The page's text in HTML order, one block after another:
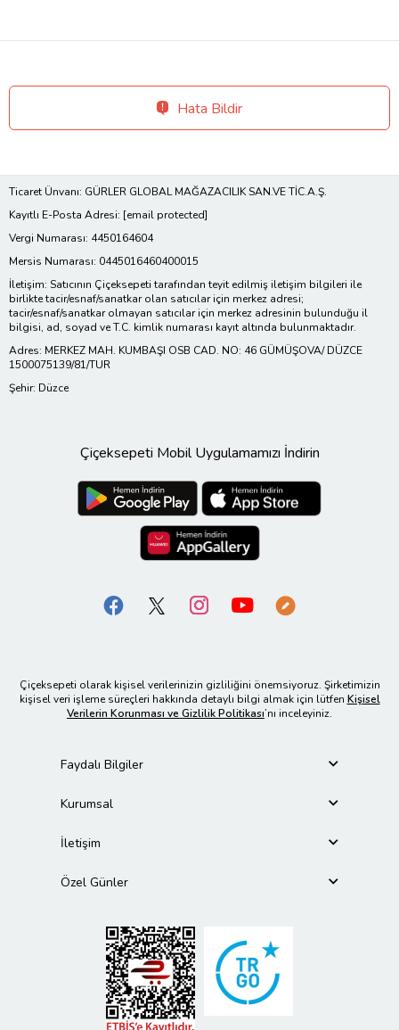
Hata Bildir
Ticaret Ünvanı: GÜRLER GLOBAL MAĞAZACILIK SAN.VE TİC.A.Ş.
Kayıtlı E-Posta Adresi: [email protected]
Vergi Numarası: 4450164604
Mersis Numarası: 0445016460400015
İletişim: Satıcının Çiçeksepeti tarafından teyit edilmiş iletişim bilgileri ile
birlikte tacir/esnaf/sanatkar olan satıcılar için merkez adresi;
tacir/esnaf/sanatkar olmayan satıcılar için merkez adresinin bulunduğu il
bilgisi, ad, soyad ve T.C. kimlik numarası kayıt altında bulunmaktadır.
Adres: MERKEZ MAH. KUMBAŞI OSB CAD. NO: 46 GÜMÜŞOVA/ DÜZCE
1500075139/81/TUR
Şehir: Düzce
Çiçeksepeti Mobil Uygulamamızı İndirin
Çiçeksepeti olarak kişisel verilerinizin gizliliğini önemsiyoruz. Şirketimizin
kişisel veri işleme süreçleri hakkında detaylı bilgi almak için lütfen Kişisel
Verilerin Korunması ve Gizlilik Politikası’nı inceleyiniz.
Faydalı Bilgiler
Kurumsal
İletişim
Özel Günler